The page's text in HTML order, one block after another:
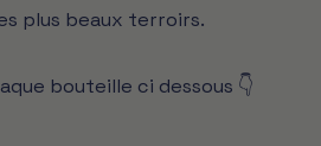
plus beaux terroirs.
bouteille ci dessous 👇​